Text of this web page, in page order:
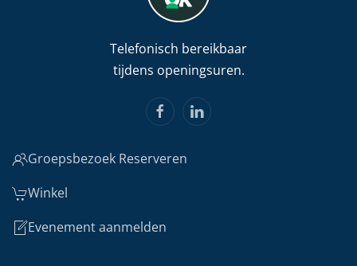
Telefonisch bereikbaar
tijdens openingsuren.
Groepsbezoek Reserveren
Winkel
Evenement aanmelden